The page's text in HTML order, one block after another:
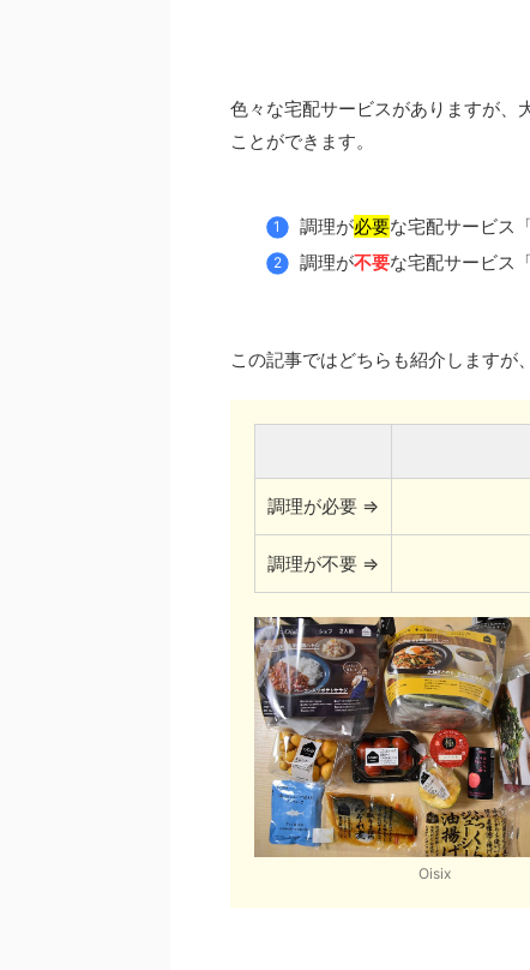
色々な宅配サービスがありますが、
ことができます。
調理が必要な宅配サービス
調理が不要な宅配サービス
この記事ではどちらも紹介します
調理が必要 ⇒
調理が不要 ⇒
Oisix